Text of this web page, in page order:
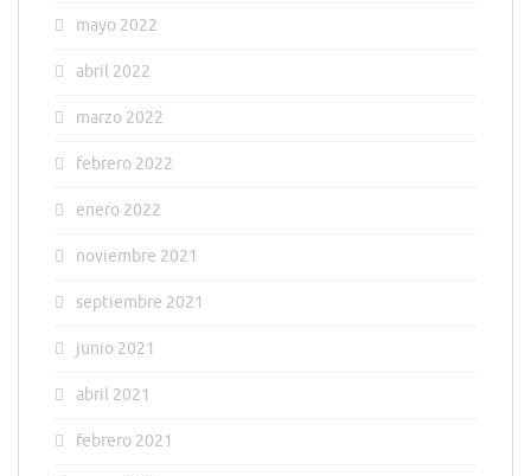
mayo 2022
abril 2022
marzo 2022
febrero 2022
enero 2022
noviembre 2021
septiembre 2021
junio 2021
abril 2021
febrero 2021